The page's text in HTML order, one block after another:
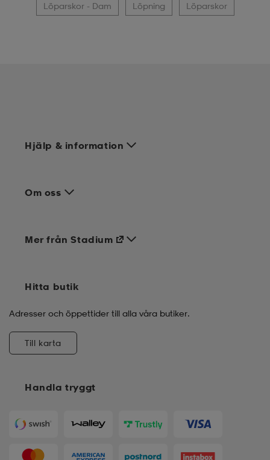
Löparskor - Dam Löpning Löparskor
Hjälp & information
Om oss
Handla tryggt
Mer från Stadium
Hitta butik
Adresser och öppettider till alla våra butiker.
Till karta